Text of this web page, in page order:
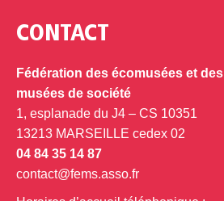
CONTACT
Fédération des écomusées et des
musées de société
1, esplanade du J4 – CS 10351
13213 MARSEILLE cedex 02
04 84 35 14 87
contact@fems.asso.fr